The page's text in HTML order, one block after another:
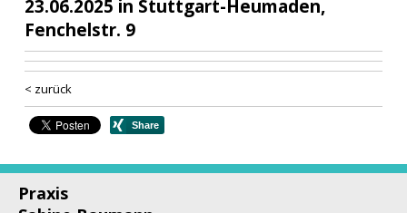
23.06.2025 in Stuttgart-Heumaden,
Fenchelstr. 9
< zurück
Praxis